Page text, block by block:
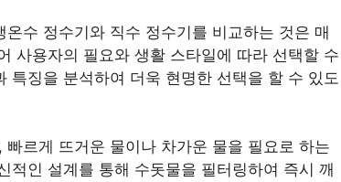
수 정수기와 직수 정수기를 비교하는 것은 매
사용자의 필요와 생활 스타일에 따라 선택할 수
특징을 분석하여 더욱 현명한 선택을 할 수 있도
르게 뜨거운 물이나 차가운 물을 필요로 하는
인 설계를 통해 수돗물을 필터링하여 즉시 깨